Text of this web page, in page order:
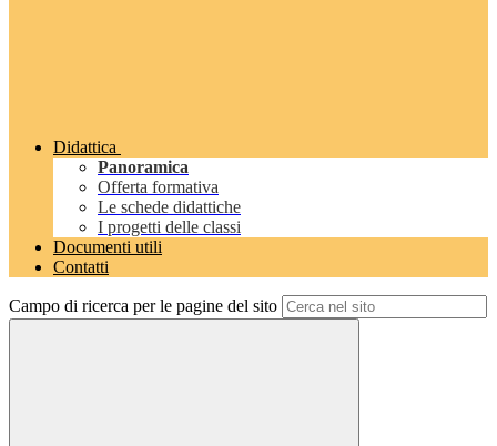
Didattica
Panoramica
Offerta formativa
Le schede didattiche
I progetti delle classi
Documenti utili
Contatti
Campo di ricerca per le pagine del sito